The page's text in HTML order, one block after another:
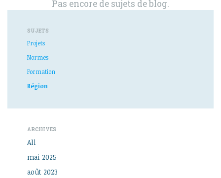
Pas encore de sujets de blog.
SUJETS
Projets
Normes
Formation
Région
ARCHIVES
All
mai 2025
août 2023